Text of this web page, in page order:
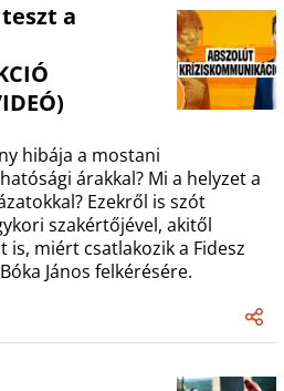
a
hibája a mostani
árakkal? Mi a helyzet a
Ezekről is szót
szakértőjével, akitől
is, miért csatlakozik a Fidesz
János felkérésére.